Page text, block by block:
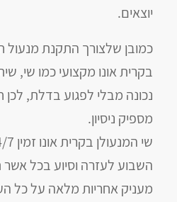
יוצאים.
כמובן שלצורך התקנת מנעול
בקרית אונו מקצועי כמו שי,
נכונה מבלי לפגוע בדלת,
מספיק ניסיון.
השבוע לעזרה וסיוע בכל אשר
מעניק אחריות מלאה על כל